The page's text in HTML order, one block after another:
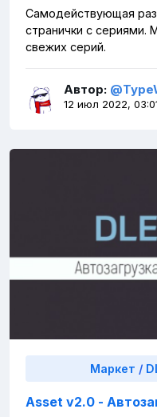
Самодействующая
странички с сериями.
свежих серий.
Автор:
12 июл 2022,
Маркет /
Asset v2.0 -